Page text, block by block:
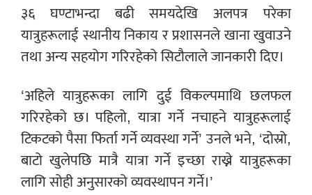
३६ घण्टाभन्दा बढी समयदेखि अलपत्र परेका
यात्रुहरूलाई स्थानीय निकाय र प्रशासनले खाना खुवाउने
तथा अन्य सहयोग गरिरहेको सिटौलाले जानकारी दिए।
‘अहिले यात्रुहरूका लागि दुई विकल्पमाथि छलफल
गरिरहेको छ। पहिलो, यात्रा गर्ने नचाहने यात्रुहरूलाई
टिकटको पैसा फिर्ता गर्ने व्यवस्था गर्ने’ उनले भने, ‘दोस्रो,
बाटो खुलेपछि मात्रै यात्रा गर्ने इच्छा राख्ने यात्रुहरूका
लागि सोही अनुसारको व्यवस्थापन गर्ने।’